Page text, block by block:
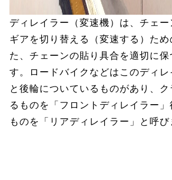
ディレイラー（変速機）は、チェ
ギアを切り替える（変速する）ため
た、チェーンの貼り具合を適切に保
す。ロードバイクなどはこのディレ
と後輪についているものがあり、
るものを「フロントディレイラー
ものを「リアディレイラー」と呼び